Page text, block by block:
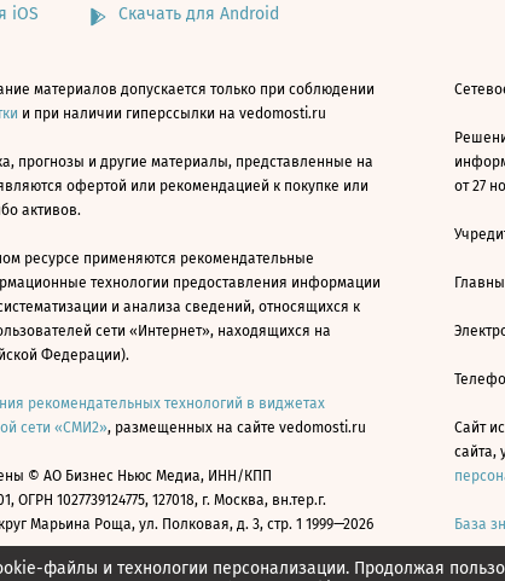
файлы и технологии персонализации. Продолжая
iOS Скачать для Android
материалов допускается только при соблюдении
и при наличии гиперссылки на vedomosti.ru
прогнозы и другие материалы, представленные на
офертой или рекомендацией к покупке или
активов.
ресурсе применяются рекомендательные
технологии предоставления информации
и анализа сведений, относящихся к
сети «Интернет», находящихся на
Федерации).
рекомендательных технологий в виджетах
сети «СМИ2», размещенных на сайте vedomosti.ru
© АО Бизнес Ньюс Медиа, ИНН/КПП
ОГРН 1027739124775, 127018, г. Москва, вн.тер.г.
Марьина Роща, ул. Полковая, д. 3, стр. 1 1999—2026
от 27
Сайт
сайта,
База